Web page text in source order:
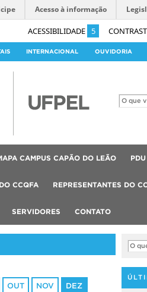
ACESSIBILIDADE 5
Acesso à informação
INTERNACIONAL OUVIDORIA
CAMPUS CAPÃO DO LEÃO PDU
CCQFA REPRESENTANTES DO
SERVIDORES CONTATO
OUT NOV DEZ